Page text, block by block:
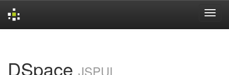
DSpace JSPUI